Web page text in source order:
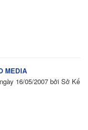
MEDIA
16/05/2007 bởi Sở Kế